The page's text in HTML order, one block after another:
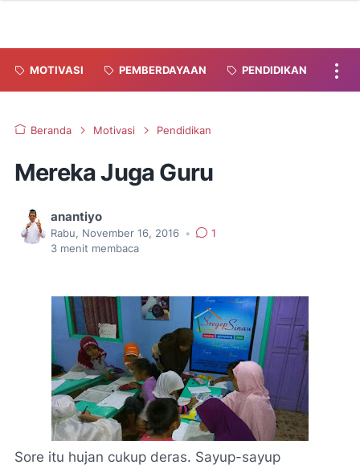
MOTIVASI PEMBERDAYAAN PENDIDIKAN
Beranda Motivasi Pendidikan
Mereka Juga Guru
anantiyo
Rabu, November 16, 2016 •
1
3 menit membaca
Sore itu hujan cukup deras. Sayup-sayup